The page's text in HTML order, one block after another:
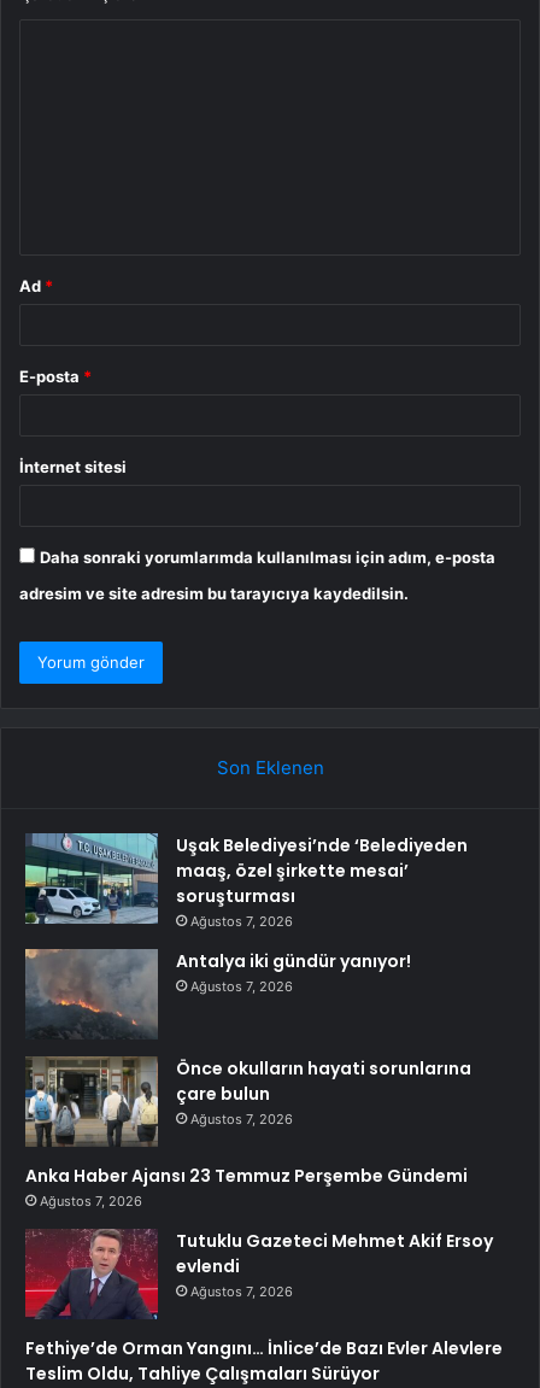
Ad *
E-posta *
İnternet sitesi
Daha sonraki yorumlarımda kullanılması için adım, e-posta
adresim ve site adresim bu tarayıcıya kaydedilsin.
Son Eklenen
Uşak Belediyesi’nde ‘Belediyeden
maaş, özel şirkette mesai’
soruşturması
Ağustos 7, 2026
Antalya iki gündür yanıyor!
Ağustos 7, 2026
Önce okulların hayati sorunlarına
çare bulun
Ağustos 7, 2026
Anka Haber Ajansı 23 Temmuz Perşembe Gündemi
Ağustos 7, 2026
Tutuklu Gazeteci Mehmet Akif Ersoy
evlendi
Ağustos 7, 2026
Fethiye’de Orman Yangını… İnlice’de Bazı Evler Alevlere
Teslim Oldu, Tahliye Çalışmaları Sürüyor